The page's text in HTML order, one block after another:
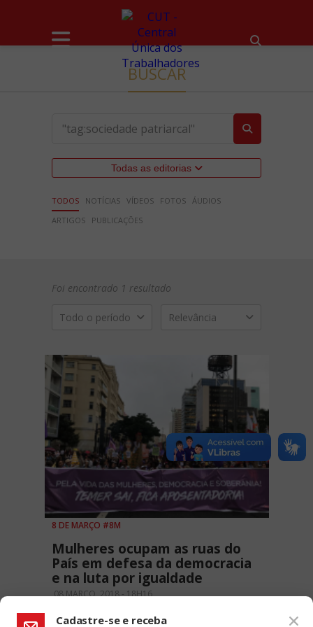
BUSCAR
Todas as editorias
TODOS NOTÍCIAS VÍDEOS FOTOS ÁUDIOS
ARTIGOS
PUBLICAÇÕES
Foi encontrado 1 resultado
Todo o período Relevância
8 DE MARÇO #8M
Mulheres ocupam as ruas do
País em defesa da democracia
e na luta por igualdade
08 MARÇO, 2018 - 18H16
Cadastre-se e receba